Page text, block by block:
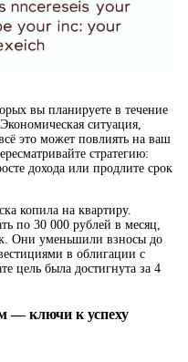
вы планируете в течение
ситуация,
это может повлиять на ваш
стратегию:
дохода или продлите срок
копила на квартиру.
по 30 000 рублей в месяц,
Они уменьшили взносы до
в облигации с
цель была достигнута за 4
— ключи к успеху